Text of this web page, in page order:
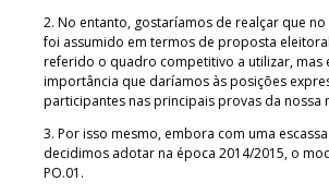
2. No entanto, gostaríamos de realçar que
foi assumido em termos de proposta
referido o quadro competitivo a utilizar, mas
importância que daríamos às posições
participantes nas principais provas da nossa
3. Por isso mesmo, embora com uma
decidimos adotar na época 2014/2015, o
PO.01.